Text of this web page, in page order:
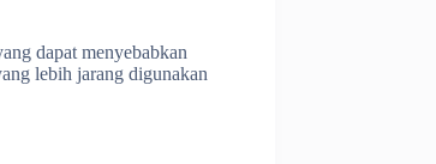
dapat menyebabkan
lebih jarang digunakan